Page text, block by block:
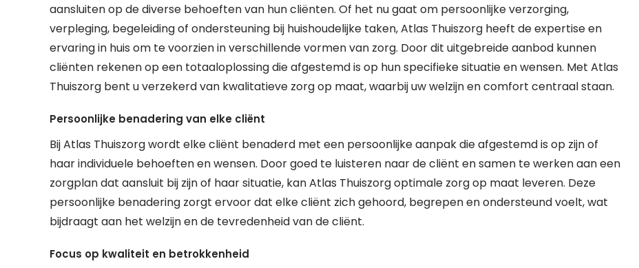
aansluiten op de diverse behoeften van hun cliënten. Of het nu gaat om persoonlijke verzorging,
verpleging, begeleiding of ondersteuning bij huishoudelijke taken, Atlas Thuiszorg heeft de expertise en
ervaring in huis om te voorzien in verschillende vormen van zorg. Door dit uitgebreide aanbod kunnen
cliënten rekenen op een totaaloplossing die afgestemd is op hun specifieke situatie en wensen. Met Atlas
Thuiszorg bent u verzekerd van kwalitatieve zorg op maat, waarbij uw welzijn en comfort centraal staan.
Persoonlijke benadering van elke cliënt
Bij Atlas Thuiszorg wordt elke cliënt benaderd met een persoonlijke aanpak die afgestemd is op zijn of
haar individuele behoeften en wensen. Door goed te luisteren naar de cliënt en samen te werken aan een
zorgplan dat aansluit bij zijn of haar situatie, kan Atlas Thuiszorg optimale zorg op maat leveren. Deze
persoonlijke benadering zorgt ervoor dat elke cliënt zich gehoord, begrepen en ondersteund voelt, wat
bijdraagt aan het welzijn en de tevredenheid van de cliënt.
Focus op kwaliteit en betrokkenheid